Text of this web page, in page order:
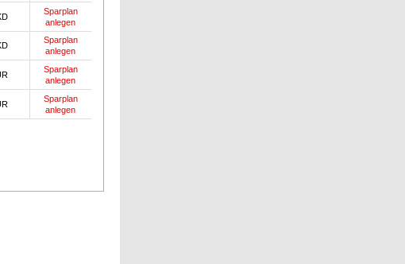
Sparplan
anlegen
Sparplan
anlegen
Sparplan
anlegen
Sparplan
anlegen